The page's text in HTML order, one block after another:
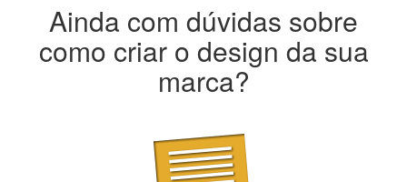
Ainda com dúvidas sobre
como criar o design da sua
marca?